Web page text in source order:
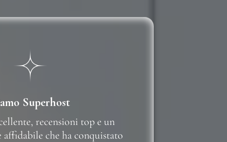
Superhost
recensioni top e un
affidabile che ha conquistato